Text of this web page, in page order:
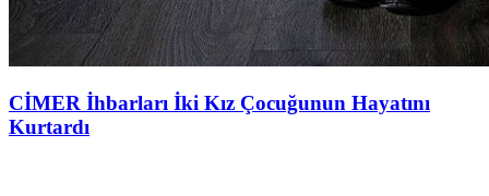
CİMER İhbarları İki Kız Çocuğunun Hayatını
Kurtardı